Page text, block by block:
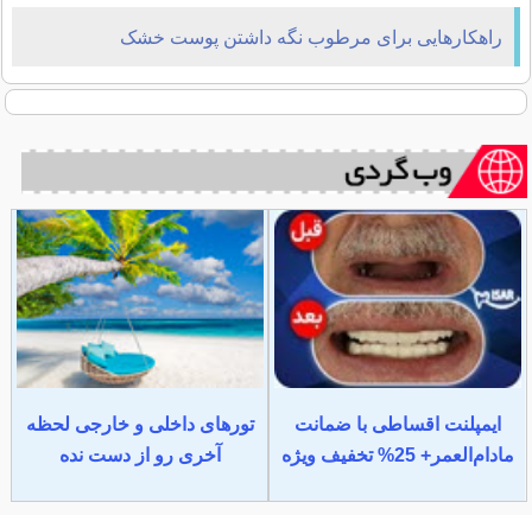
راهکارهایی برای مرطوب نگه داشتن پوست‌ خشک
ایمپلنت اقساطی با ضمانت
مادام‌العمر+ 25% تخفیف ویژه
تورهای داخلی و خارجی لحظه
آخری رو از دست نده